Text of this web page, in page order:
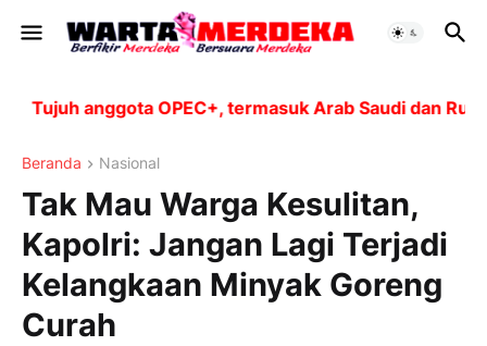
anggota OPEC+, termasuk Arab Saudi dan Rusia,
Beranda Nasional
Tak Mau Warga Kesulitan,
Kapolri: Jangan Lagi Terjadi
Kelangkaan Minyak Goreng
Curah